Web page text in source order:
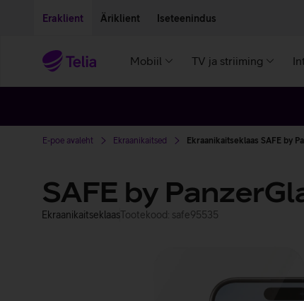
Eraklient Äriklient Iseteenindus
Mobiil TV ja striiming
E-poe avaleht Ekraanikaitsed Ekraanikaitseklaas SAFE by
SAFE by
EkraanikaitseklaasTootekood: safe95535